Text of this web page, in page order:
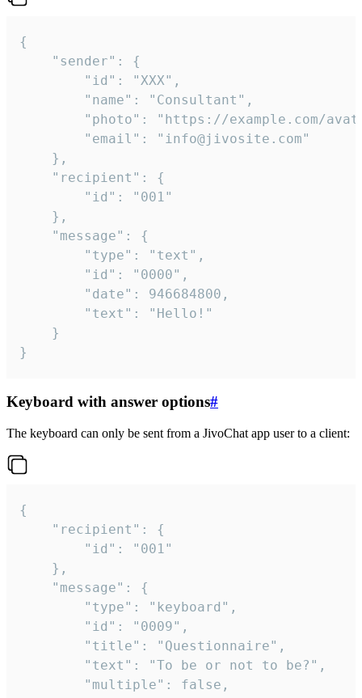
{
}
Keyboard with answer options#
The keyboard can only be sent from a JivoChat app user to a client:
{